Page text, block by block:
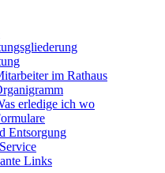
im Rathaus
erledige ich wo
Entsorgung
Links